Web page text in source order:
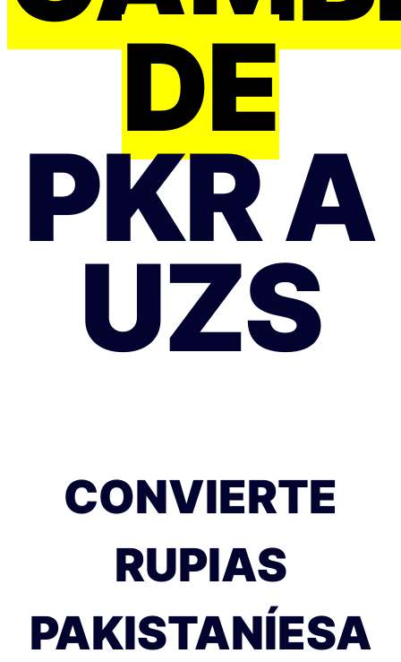
DE
PKR A
UZS
CONVIERTE
RUPIAS
PAKISTANÍESA